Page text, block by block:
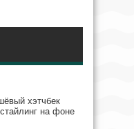
хэтчбек
на фоне